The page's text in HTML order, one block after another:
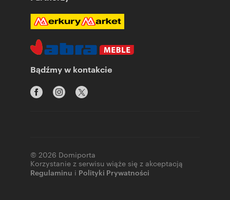
Bądźmy w kontakcie
© 2026 Domiporta
Korzystanie z serwisu wiąże się z akceptacją
Regulaminu i Polityki Prywatności